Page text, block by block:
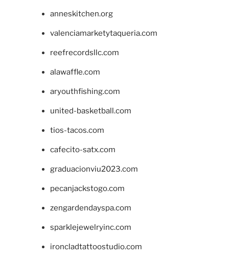
anneskitchen.org
valenciamarketytaqueria.com
reefrecordsllc.com
alawaffle.com
aryouthfishing.com
united-basketball.com
tios-tacos.com
cafecito-satx.com
graduacionviu2023.com
pecanjackstogo.com
zengardendayspa.com
sparklejewelryinc.com
ironcladtattoostudio.com